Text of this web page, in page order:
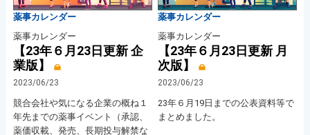
薬事カレンダー
薬事カレンダー
【23年６月23日更新 企
業版】
2023/06/23
競合会社や気になる企業の概ね１
年先までの薬事イベント（承認、
薬価収載、発売、長期投与解禁な
薬事カレンダー
薬事カレンダー
【23年６月23日更新 月
次版】
2023/06/23
23年６月19日までの公表資料等で
まとめました。